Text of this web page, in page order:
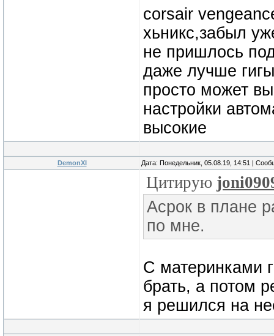
corsair
хьникс,забыл
не пришлось
даже лучше
просто может
настройки
высокие
DemonXI Дата: Понедельник, 05.08.19, 14:51 |
Цитирую
Асрок в плане
по мне.
С материнками
брать, а потом
я решился на